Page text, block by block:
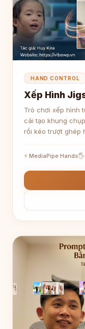
HAND CONTROL
Xếp Hình
Trò chơi xếp hình
cái tạo khung
rồi kéo trượt ghép
⚡ MediaPipe Hands🖐